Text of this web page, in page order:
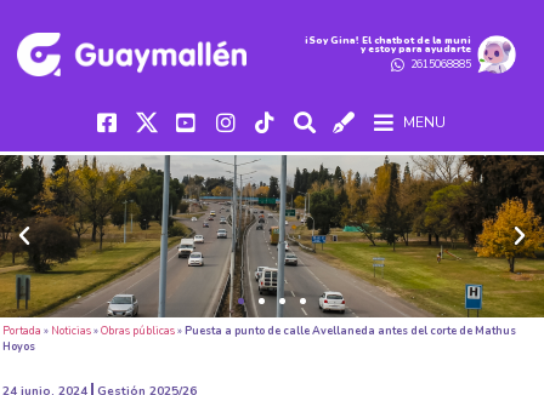
iSoy Gina! El chatbot de la muni
y estoy para ayudarte
2615068885
MENU
Portada » Noticias»Obras públicas»Puesta a punto de calle Avellaneda antes del corte de Mathus
Hoyos
24 junio, 2024 Gestión 2025/26